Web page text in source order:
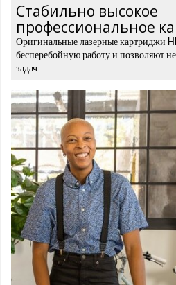
Стабильно высокое
профессиональное
Оригинальные лазерные картриджи
бесперебойную работу и позволяют
задач.